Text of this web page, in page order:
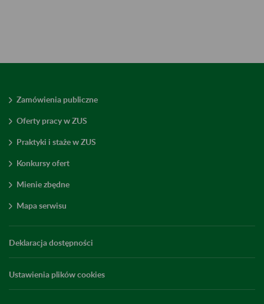
Zamówienia publiczne
Oferty pracy w ZUS
Praktyki i staże w ZUS
Konkursy ofert
Mienie zbędne
Mapa serwisu
Deklaracja dostępności
Ustawienia plików cookies